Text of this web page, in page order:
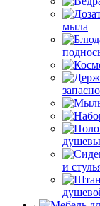
мыла
и